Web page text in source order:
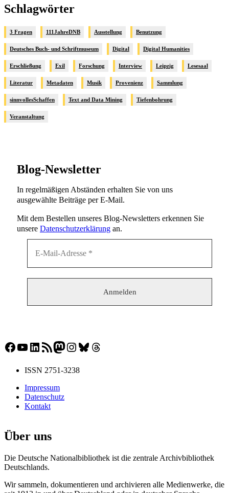
Schlagwörter
3 Fragen 111JahreDNB Ausstellung Benutzung
Deutsches Buch- und Schriftmuseum Digital Digital Humanities
Erschließung Exil Forschung Interview Leipzig Lesesaal
Literatur Metadaten Musik Provenienz Sammlung
sinnvollesSchaffen Text and Data Mining Tiefenbohrung
Veranstaltung
Blog-Newsletter
In regelmäßigen Abständen erhalten Sie von uns
ausgewählte Beiträge per E-Mail.
Mit dem Bestellen unseres Blog-Newsletters erkennen Sie
unsere Datenschutzerklärung an.
Facebook
YouTube
LinkedIn
RSS-FeedMastodon
Instagram
Bluesky
Threads
ISSN 2751-3238
Impressum
Datenschutz
Kontakt
Über uns
Die Deutsche Nationalbibliothek ist die zentrale Archivbibliothek
Deutschlands.
Wir sammeln, dokumentieren und archivieren alle Medienwerke, die